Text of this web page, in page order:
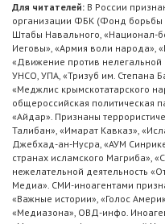
Для читателей: В России
организации ФБК (Фонд борьбы
Штабы Навального, «Национал-
Иеговы», «Армия воли народа»,
«Движение против нелегальной
УНСО, УПА, «Тризуб им. Степана
«Меджлис крымскотатарского
общероссийская политическая
«Айдар». Признаны
Талибан», «Имарат Кавказ»,
Джебхад-ан-Нусра, «АУМ
странах исламского Магриба»,
нежелательной деятельность
Медиа». СМИ-иноагентами
«Важные истории», «Голос
«Медиазона», ОВД-инфо.